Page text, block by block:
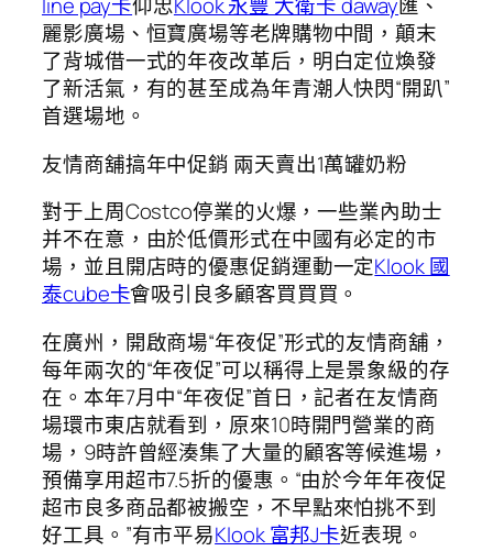
line pay卡仰忠Klook 永豐 大衛卡 daway匯、
麗影廣場、恒寶廣場等老牌購物中間，顛末
了背城借一式的年夜改革后，明白定位煥發
了新活氣，有的甚至成為年青潮人快閃“開趴”
首選場地。
友情商舖搞年中促銷 兩天賣出1萬罐奶粉
對于上周Costco停業的火爆，一些業內助士
并不在意，由於低價形式在中國有必定的市
場，並且開店時的優惠促銷運動一定Klook 國
泰cube卡會吸引良多顧客買買買。
在廣州，開啟商場“年夜促”形式的友情商舖，
每年兩次的“年夜促”可以稱得上是景象級的存
在。本年7月中“年夜促”首日，記者在友情商
場環市東店就看到，原來10時開門營業的商
場，9時許曾經湊集了大量的顧客等候進場，
預備享用超市7.5折的優惠。“由於今年年夜促
超市良多商品都被搬空，不早點來怕挑不到
好工具。”有市平易Klook 富邦J卡近表現。